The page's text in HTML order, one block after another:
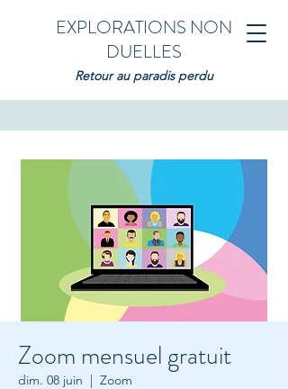
EXPLORATIONS NON
DUELLES
Retour au paradis perdu
Zoom mensuel gratuit
dim. 08 juin
  |
Zoom